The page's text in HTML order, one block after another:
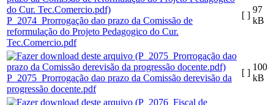
P_2074_Prorrogação dao prazo da Comissão de
reformulação do Projeto Pedagogico do Cur.
Tec.Comercio.pdf
[ ]
97
kB
P_2075_Prorrogação dao prazo da Comissão derevisão da
progressão docente.pdf
[ ]
100
kB